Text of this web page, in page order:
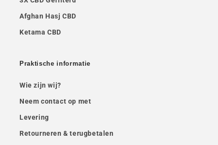
Afghan Hasj CBD
Ketama CBD
Praktische informatie
Wie zijn wij?
Neem contact op met
Levering
Retourneren & terugbetalen